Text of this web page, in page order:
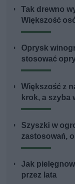
Tak drewno
Większość
Oprysk
stosować
Większość z
krok, a szyba
Szyszki w
zastosowań,
Jak
przez lata